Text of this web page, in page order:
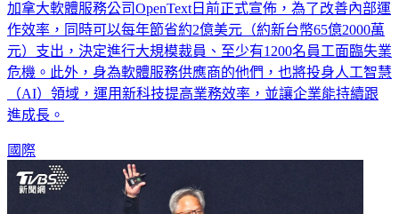
加拿大軟體服務公司OpenText日前正式宣佈，為了改善內部運
作效率，同時可以每年節省約2億美元（約新台幣65億2000萬
元）支出，決定進行大規模裁員、至少有1200名員工面臨失業
危機。此外，身為軟體服務供應商的他們，也將投身人工智慧
（AI）領域，運用新科技提高業務效率，並讓企業能持續跟
進成長。
國際